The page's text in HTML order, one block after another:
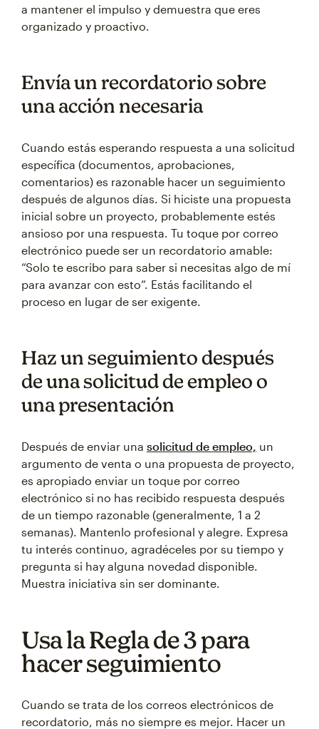
a mantener el impulso y demuestra que eres
organizado y proactivo.
Envía un recordatorio sobre
una acción necesaria
Cuando estás esperando respuesta a una solicitud
específica (documentos, aprobaciones,
comentarios) es razonable hacer un seguimiento
después de algunos días. Si hiciste una propuesta
inicial sobre un proyecto, probablemente estés
ansioso por una respuesta. Tu toque por correo
electrónico puede ser un recordatorio amable:
“Solo te escribo para saber si necesitas algo de mí
para avanzar con esto”. Estás facilitando el
proceso en lugar de ser exigente.
Haz un seguimiento después
de una solicitud de empleo o
una presentación
Después de enviar una solicitud de empleo, un
argumento de venta o una propuesta de proyecto,
es apropiado enviar un toque por correo
electrónico si no has recibido respuesta después
de un tiempo razonable (generalmente, 1 a 2
semanas). Mantenlo profesional y alegre. Expresa
tu interés continuo, agradéceles por su tiempo y
pregunta si hay alguna novedad disponible.
Muestra iniciativa sin ser dominante.
Usa la Regla de 3 para
hacer seguimiento
Cuando se trata de los correos electrónicos de
recordatorio, más no siempre es mejor. Hacer un